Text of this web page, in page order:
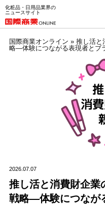
化粧品・日用品業界の
ニュースサイト
国際商業オンライン » 推し活と
略―体験につながる表現者とブ
2026.07.07
推し活と消費財企
戦略―体験につなが